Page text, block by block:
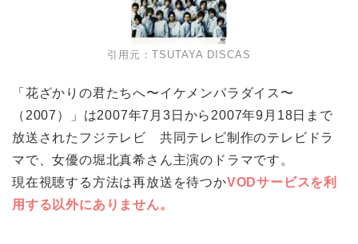
引用元：TSUTAYA DISCAS
「花ざかりの君たちへ〜イケメンパラダイス〜
（2007）」は2007年7月3日から2007年9月18日まで
放送されたフジテレビ 共同テレビ制作のテレビドラ
マで、女優の堀北真希さん主演のドラマです。
現在視聴する方法は再放送を待つかVODサービスを利
用する以外にありません。